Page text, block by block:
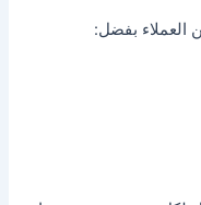
العملاء بفضل: